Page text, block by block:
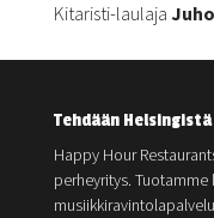
Kitaristi-laulaja
Tehdään
Happy Hour
perheyritys.